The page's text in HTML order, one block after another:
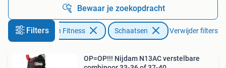
Bewaar je zoekopdracht
Filters
Sport en Fitness Schaatsen Verwijder filters
OP=OP!!! Nijdam N13AC verstelbare